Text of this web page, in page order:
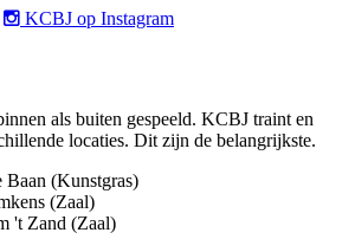
KCBJ op Instagram
als buiten gespeeld. KCBJ traint en
locaties. Dit zijn de belangrijkste.
Baan (Kunstgras)
(Zaal)
't Zand (Zaal)